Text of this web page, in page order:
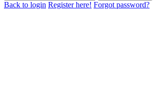
Back to login Register here! Forgot password?